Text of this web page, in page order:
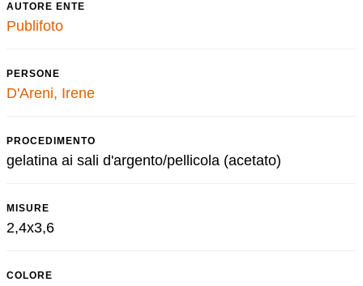
AUTORE ENTE
Publifoto
PERSONE
D'Areni, Irene
PROCEDIMENTO
gelatina ai sali d'argento/pellicola (acetato)
MISURE
2,4x3,6
COLORE